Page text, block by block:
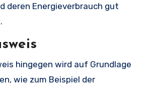
deren Energieverbrauch gut
hingegen wird auf Grundlage
wie zum Beispiel der